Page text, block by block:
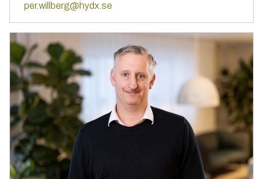
per.willberg@hydx.se